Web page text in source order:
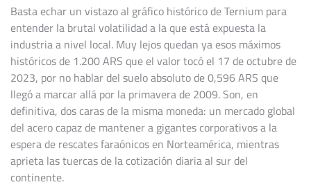
Basta echar un vistazo al gráfico histórico de Ternium para
entender la brutal volatilidad a la que está expuesta la
industria a nivel local. Muy lejos quedan ya esos máximos
históricos de 1.200 ARS que el valor tocó el 17 de octubre de
2023, por no hablar del suelo absoluto de 0,596 ARS que
llegó a marcar allá por la primavera de 2009. Son, en
definitiva, dos caras de la misma moneda: un mercado global
del acero capaz de mantener a gigantes corporativos a la
espera de rescates faraónicos en Norteamérica, mientras
aprieta las tuercas de la cotización diaria al sur del
continente.